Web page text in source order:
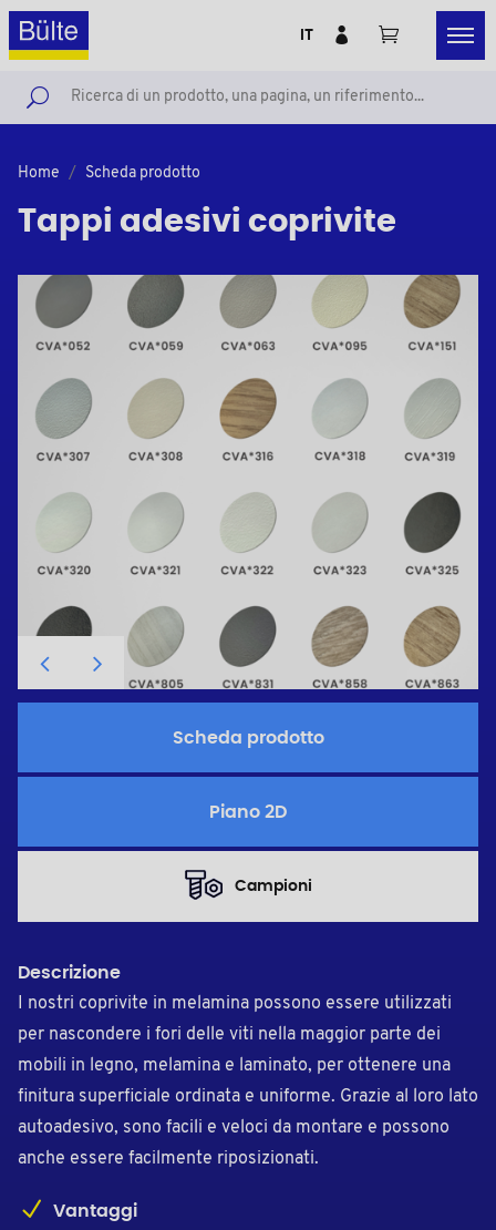
IT
Home Scheda prodotto
Tappi adesivi coprivite
Scheda prodotto
Piano 2D
Campioni
Descrizione
I nostri coprivite in melamina possono essere utilizzati
per nascondere i fori delle viti nella maggior parte dei
mobili in legno, melamina e laminato, per ottenere una
finitura superficiale ordinata e uniforme. Grazie al loro lato
autoadesivo, sono facili e veloci da montare e possono
anche essere facilmente riposizionati.
Vantaggi